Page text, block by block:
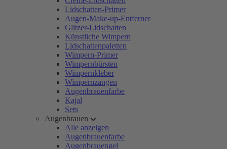
Lidschatten-Primer
Augen-Make-up-Entferner
Glitzer-Lidschatten
Künstliche Wimpern
Lidschattenpaletten
Wimpern-Primer
Wimpernbürsten
Wimpernkleber
Wimpernzangen
Augenbrauenfarbe
Kajal
Sets
Augenbrauen
Alle anzeigen
Augenbrauenfarbe
Augenbrauengel